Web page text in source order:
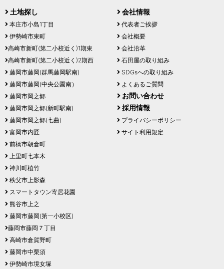
土地探し
本庄市小島1丁目
伊勢崎市東町
高崎市新町(第二小校近く)1期東
高崎市新町(第二小校近く)2期西
藤岡市藤岡(群馬藤岡駅南)
藤岡市藤岡(中央公園南）
藤岡市岡之郷
藤岡市岡之郷(新町駅南)
藤岡市岡之郷(七曲)
富岡市内匠
前橋市朝倉町
上里町七本木
神川町植竹
秩父市上影森
スマートタウン寄居花園
熊谷市上之
藤岡市藤岡(第一小校区)
藤岡市藤岡７丁目
高崎市倉賀野町
藤岡市中栗須
伊勢崎市境女塚
会社情報
代表者ご挨拶
会社概要
会社沿革
石田屋の取り組み
SDGsへの取り組み
よくあるご質問
お問い合わせ
採用情報
プライバシーポリシー
サイト利用規定